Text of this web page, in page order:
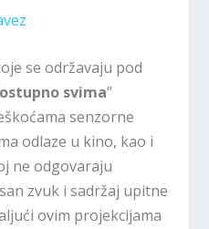
se održavaju pod
svima”
senzorne
odlaze u kino, kao i
ne odgovaraju
zvuk i sadržaj upitne
ovim projekcijama